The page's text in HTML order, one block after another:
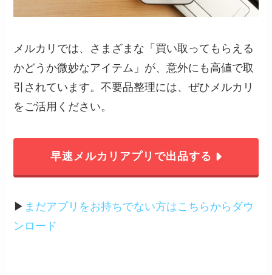
メルカリでは、さまざまな「買い取ってもらえる
かどうか微妙なアイテム」が、意外にも高値で取
引されています。不要品整理には、ぜひメルカリ
をご活用ください。
早速メルカリアプリで出品する
▶︎ まだアプリをお持ちでない方はこちらからダウ
ンロード